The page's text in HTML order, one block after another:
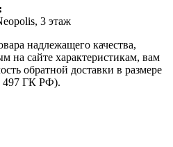
3 этаж
надлежащего качества,
на сайте характеристикам, вам
обратной доставки в размере
497 ГК РФ).